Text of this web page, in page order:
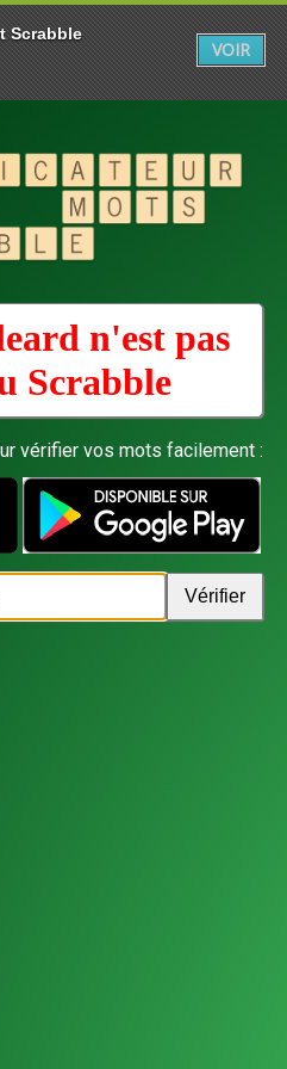
n'est pas
Scrabble
vérifier vos mots facilement :
Scrabble
VOIR